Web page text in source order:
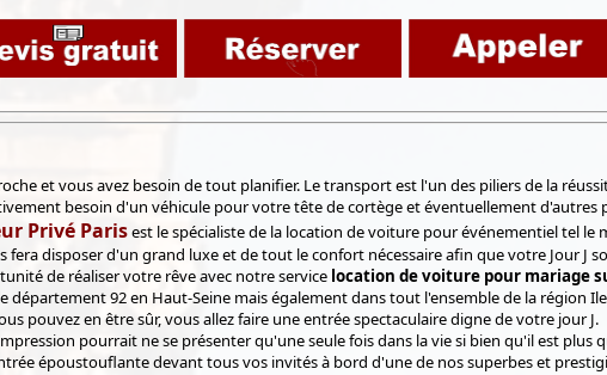
et vous avez besoin de tout planifier. Le transport est l'un des piliers de la
besoin d'un véhicule pour votre tête de cortège et éventuellement d'autres
Privé Parisest le spécialiste de la location de voiture pour événementiel tel le
fera disposer d'un grand luxe et de tout le confort nécessaire afin que votre Jour J
de réaliser votre rêve avec notre service location de voiture pour mariage
département 92 en Haut-Seine mais également dans tout l'ensemble de la région
pouvez en être sûr, vous allez faire une entrée spectaculaire digne de votre jour J.
pourrait ne se présenter qu'une seule fois dans la vie si bien qu'il est
époustouflante devant tous vos invités à bord d'une de nos superbes et